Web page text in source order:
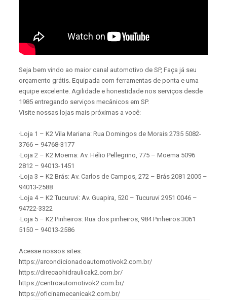
Seja bem vindo ao maior canal automotivo de SP, Faça já seu
orçamento grátis. Equipada com ferramentas de ponta e uma
equipe excelente. Agilidade e honestidade nos serviços desde
1985 entregando serviços mecânicos em SP.
Visite nossas lojas mais próximas a você:
·Loja 1 – K2 Vila Mariana: Rua Domingos de Morais 2735 5082-
3766 – 94768-3177
·Loja 2 – K2 Moema: Av. Hélio Pellegrino, 775 – Moema 5096
2812 – 94013-1451
·Loja 3 – K2 Brás: Av. Carlos de Campos, 272 – Brás 2081 2005 –
94013-2588
·Loja 4 – K2 Tucuruvi: Av. Guapira, 520 – Tucuruvi 2951 0046 –
94722-3322
·Loja 5 – K2 Pinheiros: Rua dos pinheiros, 984 Pinheiros 3061
5150 – 94013-2586
Acesse nossos sites:
https://arcondicionadoautomotivok2.com.br/
https://direcaohidraulicak2.com.br/
https://centroautomotivok2.com.br/
https://oficinamecanicak2.com.br/